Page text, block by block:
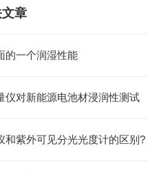
章
的一个润湿性能
仪对新能源电池材浸润性测试
和紫外可见分光光度计的区别?